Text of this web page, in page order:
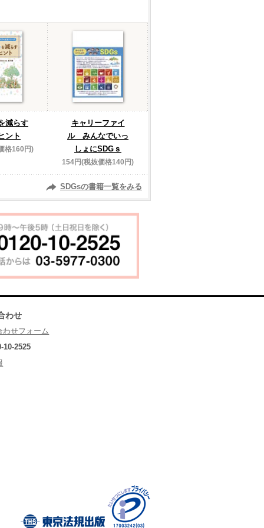
減らす
ント
格160円)
キャリーファイ
ル みんなでいっ
しょにSDGｓ
154円(税抜価格140円)
SDGsの書籍一覧をみる
わせ
わせフォーム
10-2525